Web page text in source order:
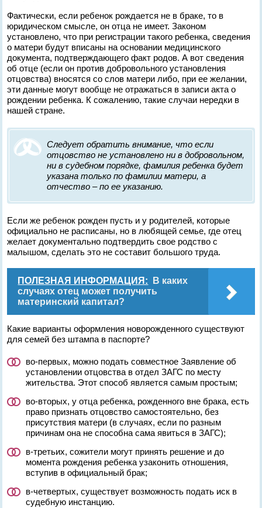
Фактически, если ребенок рождается не в браке, то в
юридическом смысле, он отца не имеет. Законом
установлено, что при регистрации такого ребенка, сведения
о матери будут вписаны на основании медицинского
документа, подтверждающего факт родов. А вот сведения
об отце (если он против добровольного установления
отцовства) вносятся со слов матери либо, при ее желании,
эти данные могут вообще не отражаться в записи акта о
рождении ребенка. К сожалению, такие случаи нередки в
нашей стране.
Следует обратить внимание, что если
отцовство не установлено ни в добровольном,
ни в судебном порядке, фамилия ребенка будет
указана только по фамилии матери, а
отчество – по ее указанию.
Если же ребенок рожден пусть и у родителей, которые
официально не расписаны, но в любящей семье, где отец
желает документально подтвердить свое родство с
малышом, сделать это не составит большого труда.
ПОЛЕЗНАЯ ИНФОРМАЦИЯ:
В каких
случаях отец может получить
материнский капитал?
Какие варианты оформления новорожденного существуют
для семей без штампа в паспорте?
во-первых, можно подать совместное Заявление об
установлении отцовства в отдел ЗАГС по месту
жительства. Этот способ является самым простым;
во-вторых, у отца ребенка, рожденного вне брака, есть
право признать отцовство самостоятельно, без
присутствия матери (в случаях, если по разным
причинам она не способна сама явиться в ЗАГС);
в-третьих, сожители могут принять решение и до
момента рождения ребенка узаконить отношения,
вступив в официальный брак;
в-четвертых, существует возможность подать иск в
судебную инстанцию.